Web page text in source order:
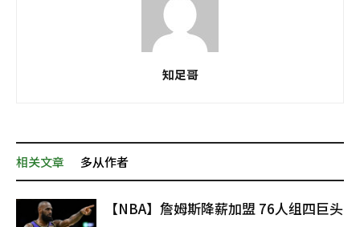
知足哥
相关文章 多从作者
【NBA】詹姆斯降薪加盟 76人组四巨头